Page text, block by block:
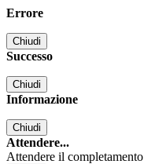
Errore
Chiudi
Successo
Chiudi
Informazione
Chiudi
Attendere...
Attendere il